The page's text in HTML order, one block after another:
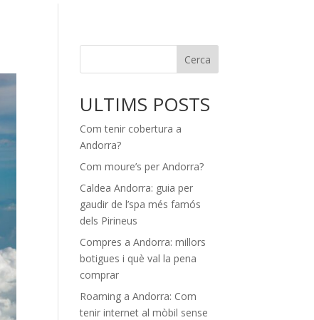
Cerca
ULTIMS POSTS
Com tenir cobertura a
Andorra?
Com moure’s per Andorra?
Caldea Andorra: guia per
gaudir de l’spa més famós
dels Pirineus
Compres a Andorra: millors
botigues i què val la pena
comprar
Roaming a Andorra: Com
tenir internet al mòbil sense